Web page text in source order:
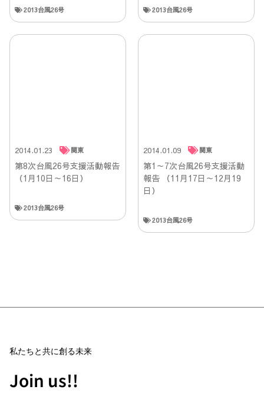
2013台風26号 2013台風26号
2014.01.23 関東
第8次台風26号支援活動報告
（1月10日～16日）
2013台風26号
2014.01.09 関東
第1～7次台風26号支援活動
報告 （11月17日～12月19
日）
2013台風26号
私たちと共に創る未来
Join us!!